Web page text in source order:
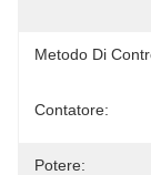
Metodo Di
Contatore:
Potere: